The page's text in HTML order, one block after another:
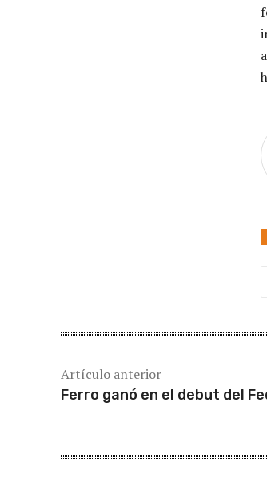
Artículo anterior
Ferro ganó en el debut del